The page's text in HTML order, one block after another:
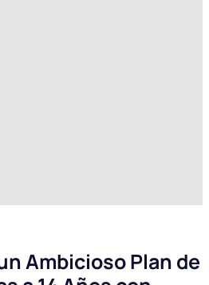
Ambicioso Plan de